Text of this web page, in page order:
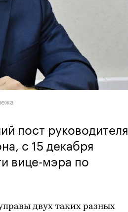
пост руководителя
с 15 декабря
вице-мэра по
двух таких разных